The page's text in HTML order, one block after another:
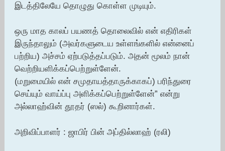
இடத்திலேயே தொழுது கொள்ள முடியும்.
ஒரு மாத காலப் பயணத் தொலைவில் என் எதிரிகள்
இருந்தாலும் (அவர்களுடைய உள்ளங்களில் என்னைப்
பற்றிய) அச்சம் ஏற்படுத்தப்படும். அதன் மூலம் நான்
வெற்றியளிக்கப்பெற்றுள்ளேன்.
(மறுமையில் என் சமுதாயத்தாருக்காகப்) பரிந்துரை
செய்யும் வாய்ப்பு அளிக்கப்பெற்றுள்ளேன்” என்று
அல்லாஹ்வின் தூதர் (ஸல்) கூறினார்கள்.
அறிவிப்பாளர் : ஜாபிர் பின் அப்தில்லாஹ் (ரலி)